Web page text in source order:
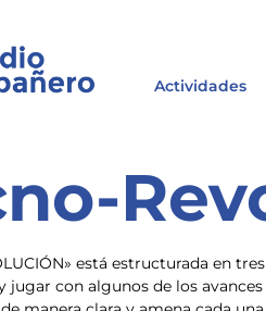
Actividades
está estructurada en
jugar con algunos de los